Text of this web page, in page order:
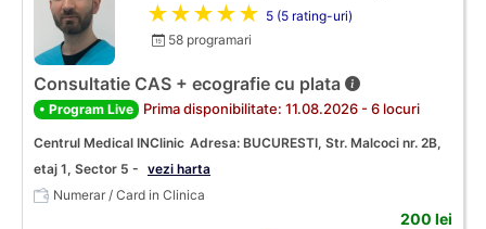
★★★★★ 5 (5 rating-uri)
58 programari
Consultatie CAS + ecografie cu plata
• Program Live Prima disponibilitate: 11.08.2026 - 6 locuri
Centrul Medical INClinic Adresa: BUCURESTI, Str. Malcoci nr. 2B,
etaj 1, Sector 5 - vezi harta
Numerar / Card in Clinica
200 lei